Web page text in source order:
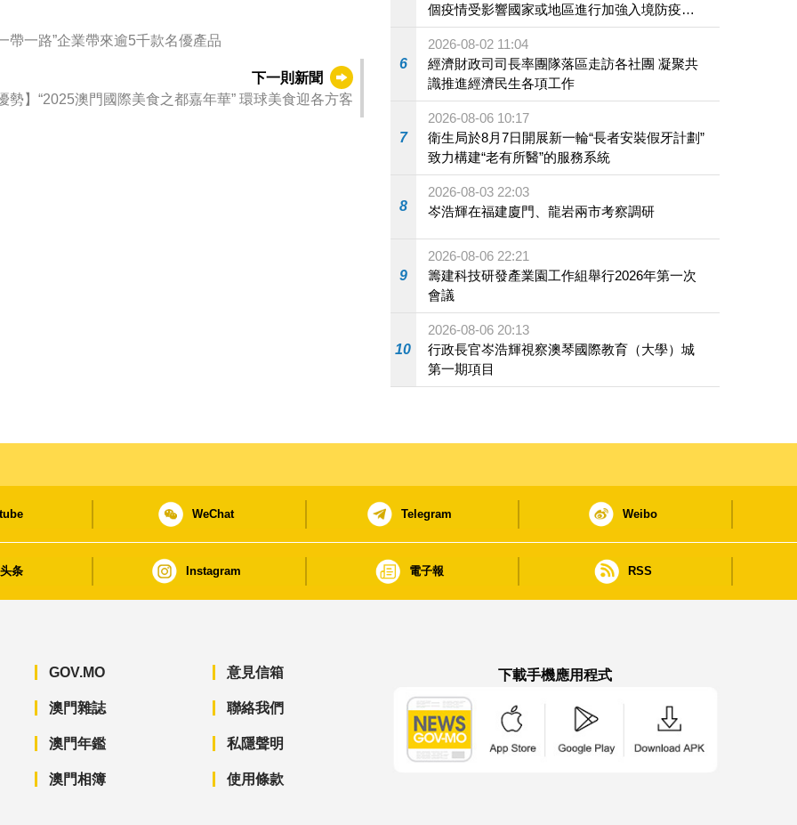
帶一路”企業帶來逾5千款名優產品
下一則新聞
勢】“2025澳門國際美食之都嘉年華” 環球美食迎各方客
個疫情受影響國家或地區進行加強入境防疫措
施
6
2026-08-02 11:04
經濟財政司司長率團隊落區走訪各社團 凝聚共
識推進經濟民生各項工作
7
2026-08-06 10:17
衛生局於8月7日開展新一輪“長者安裝假牙計劃”
致力構建“老有所醫”的服務系統
8
2026-08-03 22:03
岑浩輝在福建廈門、龍岩兩市考察調研
9
2026-08-06 22:21
籌建科技研發產業園工作組舉行2026年第一次
會議
10
2026-08-06 20:13
行政長官岑浩輝視察澳琴國際教育（大學）城
第一期項目
WeChat Telegram Weibo
条 Instagram 電子報 RSS
GOV.MO
澳門雜誌
澳門年鑑
澳門相簿
意見信箱
聯絡我們
私隱聲明
使用條款
下載手機應用程式